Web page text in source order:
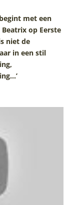
met een
op Eerste
niet de
in een stil